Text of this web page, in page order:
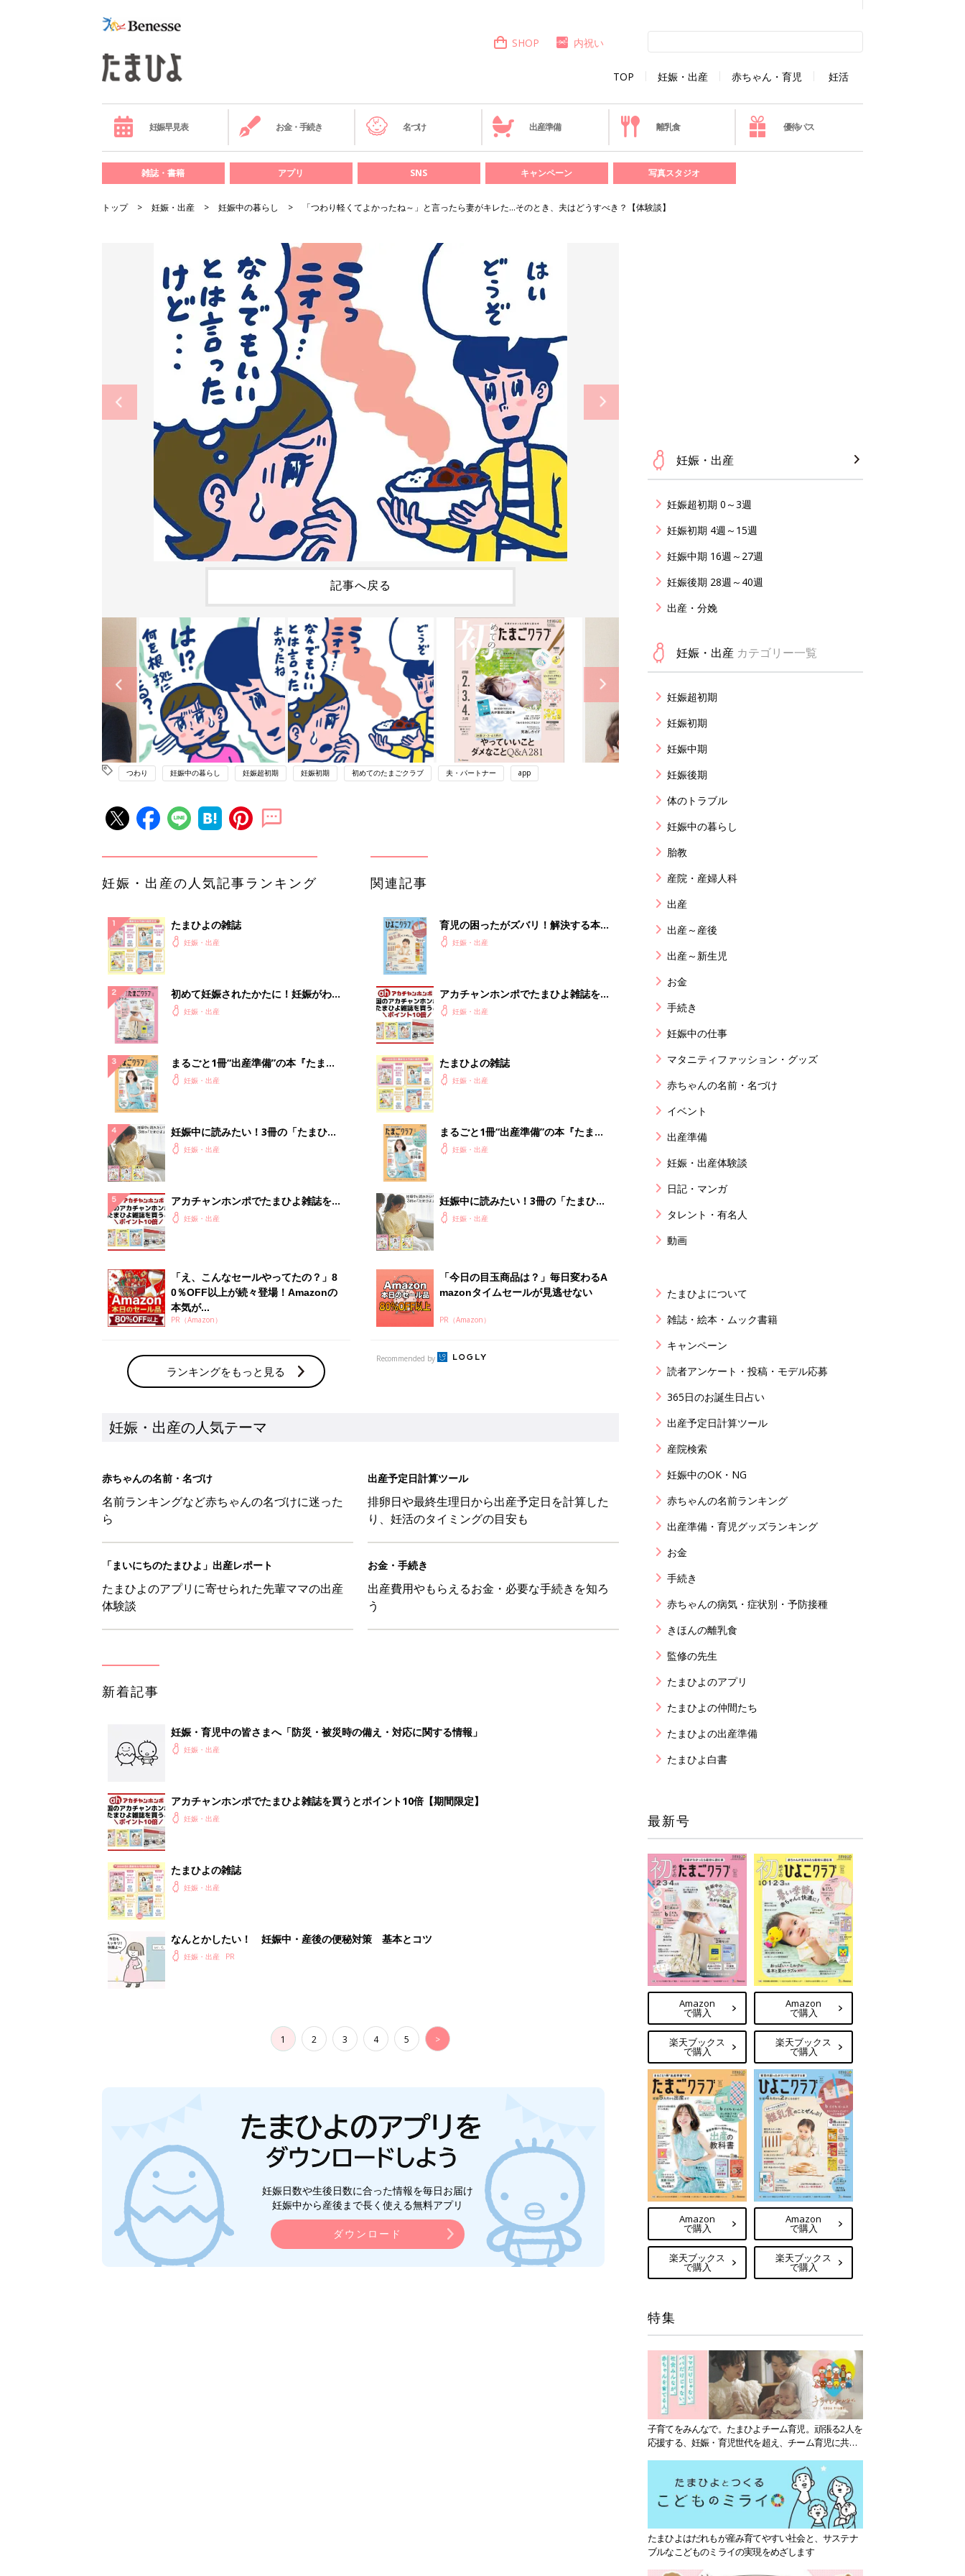
TOP 妊娠・出産 赤ちゃん・育児 妊活
SHOP 内祝い
妊娠早見表 お金・手続き 名づけ 出産準備 離乳食 優待パス
雑誌・書籍 アプリ SNS キャンペーン 写真スタジオ
トップ 妊娠・出産 妊娠中の暮らし 「つわり軽くてよかったね～」と言ったら妻がキレた…そのとき、夫はどうすべき？【体験談】
記事へ戻る
つわり 妊娠中の暮らし 妊娠超初期 妊娠初期 初めてのたまごクラブ 夫・パートナー app
妊娠・出産の人気記事ランキング
たまひよの雑誌
妊娠・出産
初めて妊娠されたかたに！妊娠がわか
ったら最初に読む本『初めてのたまご
妊娠・出産
まるごと1冊“出産準備”の本『たまご
クラブ 夏号』〈スペシャル大特集〉
妊娠・出産
妊娠中に読みたい！3冊の「たまひ
よ」妊娠・出産
アカチャンホンポでたまひよ雑誌を買
うとポイント10倍【期間限定】
妊娠・出産
「え、こんなセールやってたの？」8
0％OFF以上が続々登場！Amazonの
本気が...
PR（Amazon）
ランキングをもっと見る
関連記事
育児の困ったがズバリ！解決する本
『ひよこクラブ 秋号』 4カ月～2才
妊娠・出産
アカチャンホンポでたまひよ雑誌を買
うとポイント10倍【期間限定】
妊娠・出産
たまひよの雑誌
妊娠・出産
まるごと1冊“出産準備”の本『たまご
クラブ 夏号』〈スペシャル大特集〉
妊娠・出産
妊娠中に読みたい！3冊の「たまひ
よ」妊娠・出産
「今日の目玉商品は？」毎日変わるA
mazonタイムセールが見逃せない
PR（Amazon）
Recommended by
妊娠・出産の人気テーマ
赤ちゃんの名前・名づけ
名前ランキングなど赤ちゃんの名づけに迷った
ら
出産予定日計算ツール
排卵日や最終生理日から出産予定日を計算した
り、妊活のタイミングの目安も
「まいにちのたまひよ」出産レポート
たまひよのアプリに寄せられた先輩ママの出産
体験談
お金・手続き
出産費用やもらえるお金・必要な手続きを知ろ
う
新着記事
妊娠・育児中の皆さまへ「防災・被災時の備え・対応に関する情報」
妊娠・出産
アカチャンホンポでたまひよ雑誌を買うとポイント10倍【期間限定】
妊娠・出産
たまひよの雑誌
妊娠・出産
なんとかしたい！ 妊娠中・産後の便秘対策 基本とコツ
妊娠・出産
1 2 3 4 5 >
妊娠日数や生後日数に合った情報を毎日お届け
妊娠中から産後まで長く使える無料アプリ
ダウンロード
妊娠・出産
妊娠超初期 0～3週
妊娠初期 4週～15週
妊娠中期 16週～27週
妊娠後期 28週～40週
出産・分娩
妊娠・出産 カテゴリー一覧
妊娠超初期
妊娠初期
妊娠中期
妊娠後期
体のトラブル
妊娠中の暮らし
胎教
産院・産婦人科
出産
出産～産後
出産～新生児
お金
手続き
妊娠中の仕事
マタニティファッション・グッズ
赤ちゃんの名前・名づけ
イベント
出産準備
妊娠・出産体験談
日記・マンガ
タレント・有名人
動画
たまひよについて
雑誌・絵本・ムック書籍
キャンペーン
読者アンケート・投稿・モデル応募
365日のお誕生日占い
出産予定日計算ツール
産院検索
妊娠中のOK・NG
赤ちゃんの名前ランキング
出産準備・育児グッズランキング
お金
手続き
赤ちゃんの病気・症状別・予防接種
きほんの離乳食
監修の先生
たまひよのアプリ
たまひよの仲間たち
たまひよの出産準備
たまひよ白書
最新号
Amazon
で購入
楽天ブックス
で購入
Amazon
で購入
楽天ブックス
で購入
Amazon
で購入
楽天ブックス
で購入
Amazon
で購入
楽天ブックス
で購入
特集
子育てをみんなで。たまひよチーム育児。頑張る2人を
応援する、妊娠・育児世代を超え、チーム育児に共感
たまひよはだれもが産み育てやすい社会と、サステナ
ブルなこどものミライの実現をめざします